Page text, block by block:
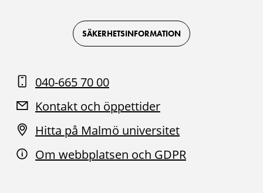
on
Facebook
on
Instagram
on
Youtube
SÄKERHETSINFORMATION
040-665 70 00
Kontakt och öppettider
Hitta på Malmö universitet
Om webbplatsen och GDPR